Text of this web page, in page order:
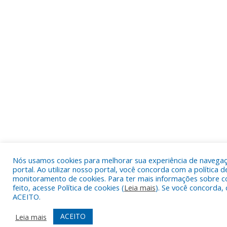
Nós usamos cookies para melhorar sua experiência de
portal. Ao utilizar nosso portal, você concorda com a política
monitoramento de cookies. Para ter mais informações sobre
feito, acesse Política de cookies (Leia mais). Se você concorda,
ACEITO.
Leia mais
ACEITO